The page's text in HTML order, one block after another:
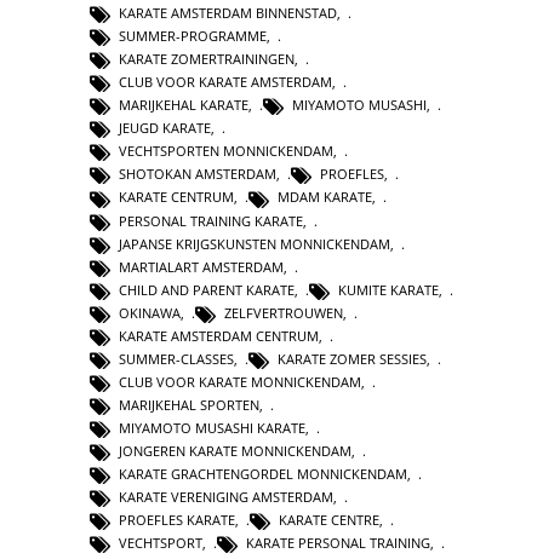
KARATE AMSTERDAM BINNENSTAD
SUMMER-PROGRAMME,
KARATE ZOMERTRAININGEN,
CLUB VOOR KARATE AMSTERDAM,
MARIJKEHAL KARATE, MIYAMOTO MUSASHI,
JEUGD KARATE,
VECHTSPORTEN MONNICKENDAM,
SHOTOKAN AMSTERDAM, PROEFLES,
KARATE CENTRUM, MDAM KARATE,
PERSONAL TRAINING KARATE
JAPANSE KRIJGSKUNSTEN MONNICKENDAM
MARTIALART AMSTERDAM
CHILD AND PARENT KARATE
KUMITE KARATE
OKINAWA
ZELFVERTROUWEN
KARATE AMSTERDAM CENTRUM
SUMMER-CLASSES
KARATE ZOMER SESSIES
CLUB VOOR KARATE MONNICKENDAM
MARIJKEHAL SPORTEN,
MIYAMOTO MUSASHI KARATE,
JONGEREN KARATE MONNICKENDAM,
KARATE GRACHTENGORDEL MONNICKENDAM,
KARATE VERENIGING AMSTERDAM,
PROEFLES KARATE, KARATE CENTRE,
VECHTSPORT, KARATE PERSONAL TRAINING,